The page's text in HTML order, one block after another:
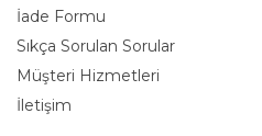
İade Formu
Sıkça Sorulan Sorular
Müşteri Hizmetleri
İletişim